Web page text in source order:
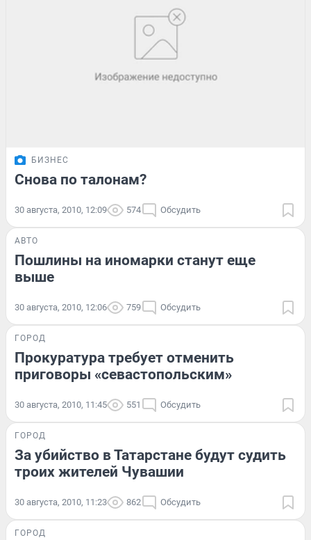
БИЗНЕС
Снова по талонам?
30 августа, 2010, 12:09 574 Обсудить
АВТО
Пошлины на иномарки станут еще
выше
30 августа, 2010, 12:06 759 Обсудить
ГОРОД
Прокуратура требует отменить
приговоры «севастопольским»
30 августа, 2010, 11:45 551 Обсудить
ГОРОД
За убийство в Татарстане будут судить
троих жителей Чувашии
30 августа, 2010, 11:23 862 Обсудить
ГОРОД